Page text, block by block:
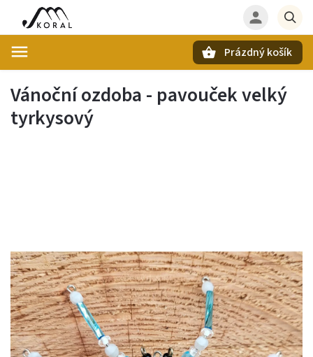
Prázdný košík
Vánoční ozdoba - pavouček velký
tyrkysový